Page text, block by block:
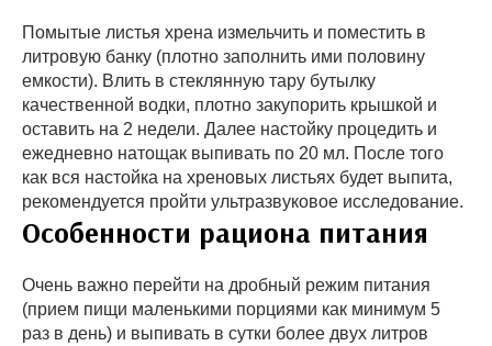
Помытые листья хрена измельчить и поместить в
литровую банку (плотно заполнить ими половину
емкости). Влить в стеклянную тару бутылку
качественной водки, плотно закупорить крышкой и
оставить на 2 недели. Далее настойку процедить и
ежедневно натощак выпивать по 20 мл. После того
как вся настойка на хреновых листьях будет выпита,
рекомендуется пройти ультразвуковое исследование.
Особенности рациона питания
Очень важно перейти на дробный режим питания
(прием пищи маленькими порциями как минимум 5
раз в день) и выпивать в сутки более двух литров